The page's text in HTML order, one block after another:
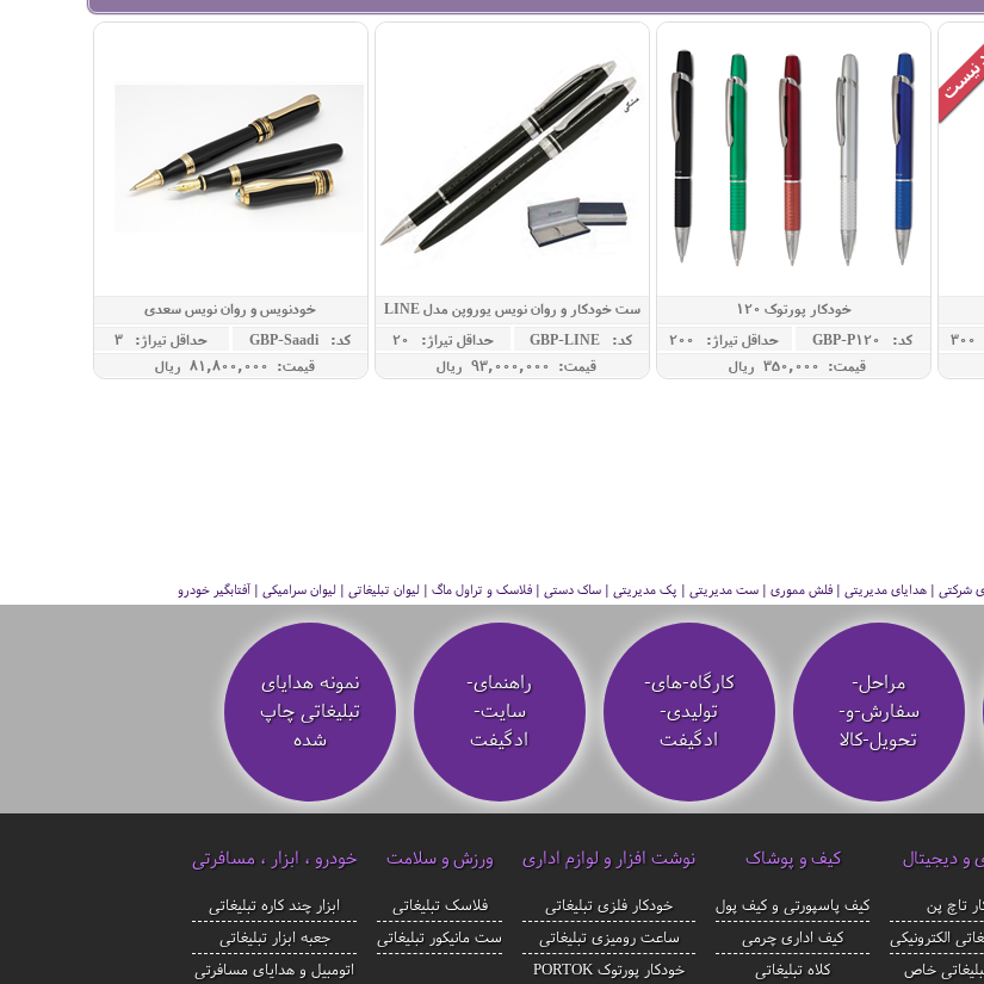
خودکار پورتوک 120
کد: GBP-P120
حداقل تيراژ: 200
قیمت: 350,000 ريال
ست خودکار و روان نویس یوروپن مدل LINE
کد: GBP-LINE
حداقل تيراژ: 20
قیمت: 93,000,000 ريال
خودنویس و روان نویس سعدی
کد: GBP-Saadi
حداقل تيراژ: 3
قیمت: 81,800,000 ريال
شرکتی | هدایای مدیریتی | فلش مموری | ست مدیریتی | پک مدیریتی | ساک دستی | فلاسک و تراول ماگ | لیوان تبلیغاتی | لیوان سرامیکی | آفتابگیر خودرو
مراحل-
سفارش-و-
تحویل-کالا
کارگاه-های-
تولیدی-
ادگیفت
راهنمای-
سایت-
ادگیفت
نمونه هدایای
تبلیغاتی چاپ
شده
و دیجیتال
تاچ پن
الکترونیکی
خاص
کیف و پوشاک
کیف پاسپورتی و کیف پول
کیف اداری چرمی
کلاه تبلیغاتی
نوشت افزار و لوازم اداری
خودکار فلزی تبلیغاتی
ساعت رومیزی تبلیغاتی
خودکار پورتوک PORTOK
ورزش و سلامت
فلاسک تبلیغاتی
ست مانیکور تبلیغاتی
خودرو ، ابزار ، مسافرتی
ابزار چند کاره تبلیغاتی
جعبه ابزار تبلیغاتی
اتومبیل و هدایای مسافرتی